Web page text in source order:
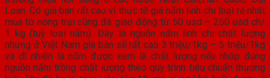
Loan. Có giá bán rất cao vì thực tế giá nấm linh chi loại rẻ nhất
mua từ nông trại cũng đã giao động từ 50 usd – 250 usd ch/
1 kg (tuỳ loại nấm). Đây là nguồn nấm linh chi chất lượng
nhưng ở Việt Nam gía bán sẽ rất cao 3 triệu/1kg – 5 triệu/1kg
và dĩ nhiên là nấm được xem là chất lượng nếu nhập đúng
nguồn nấm trồng chất lượng theo quy trình tiêu chuẩn thương